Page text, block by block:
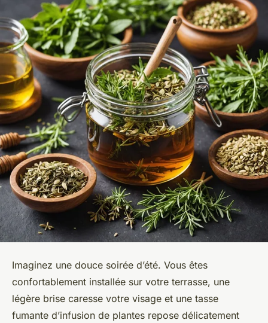
Imaginez une douce soirée d’été. Vous êtes
confortablement installée sur votre terrasse, une
légère brise caresse votre visage et une tasse
fumante d’infusion de plantes repose délicatement